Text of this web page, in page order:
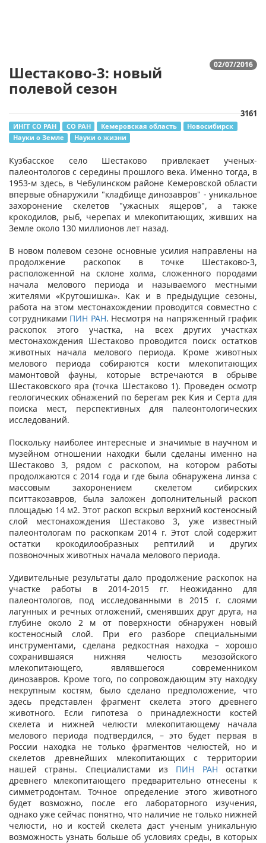
02/07/2016
Шестаково-3: новый
полевой сезон
3161
ИНГГ СО РАН СО РАН Кемеровская область
Новосибирск
Науки о Земле
Науки о жизни
​Кузбасское село Шестаково привлекает ученых-
палеонтологов с середины прошлого века. Именно тогда, в
1953-м здесь, в Чебулинском районе Кемеровской области
впервые обнаружили "кладбище динозавров" - уникальное
захоронение скелетов "ужасных ящеров", а также
крокодилов, рыб, черепах и млекопитающих, живших на
Земле около 130 миллионов лет назад.
В новом полевом сезоне основные усилия направлены на
продолжение раскопок в точке Шестаково-3,
расположенной на склоне холма, сложенного породами
начала мелового периода и называемого местными
жителями «Крутошишка». Как и в предыдущие сезоны,
работа на этом местонахождении проводится совместно с
сотрудниками ПИН РАН. Несмотря на напряженный график
раскопок этого участка, на всех других участках
местонахождения Шестаково проводится поиск остатков
животных начала мелового периода. Кроме животных
мелового периода собираются кости млекопитающих
мамонтовой фауны, которые встречаются в обрыве
Шестаковского яра (точка Шестаково 1). Проведен осмотр
геологических обнажений по берегам рек Кия и Серта для
поиска мест, перспективных для палеонтологических
исследований.
Поскольку наиболее интересные и значимые в научном и
музейном отношении находки были сделаны именно на
Шестаково 3, рядом с раскопом, на котором работы
продолжаются с 2014 года и где была обнаружена линза с
массовым захоронением скелетом сибирских
пситтакозавров, была заложен дополнительный раскоп
площадью 14 м2. Этот раскоп вскрыл верхний костеносный
слой местонахождения Шестаково 3, уже известный
палеонтологам по раскопкам 2014 г. Этот слой содержит
остатки крокодилообразных рептилий и других
позвоночных животных начала мелового периода.
Удивительные результаты дало продолжение раскопок на
участке работы в 2014-2015 гг. Неожиданно для
палеонтологов, под исследованными в 2015 г. слоями
лагунных и речных отложений, сменявших друг друга, на
глубине около 2 м от поверхности обнаружен новый
костеносный слой. При его разборе специальными
инструментами, сделана редкостная находка – хорошо
сохранившаяся нижняя челюсть мезозойского
млекопитающего, являвшегося современником
динозавров. Кроме того, по сопровождающим эту находку
некрупным костям, было сделано предположение, что
здесь представлен фрагмент скелета этого древнего
животного. Если гипотеза о принадлежности костей
скелета и нижней челюсти млекопитающему начала
мелового периода подтвердился, – это будет первая в
России находка не только фрагментов челюстей, но и
скелетов древнейших млекопитающих с территории
нашей страны. Специалистами из ПИН РАН остатки
древнего млекопитающего предварительно отнесены к
симметродонтам. Точное определение этого животного
будет возможно, после его лабораторного изучения,
однако уже сейчас понятно, что наличие не только нижней
челюсти, но и костей скелета даст ученым уникальную
возможность узнать больше об условиях среды, в которых